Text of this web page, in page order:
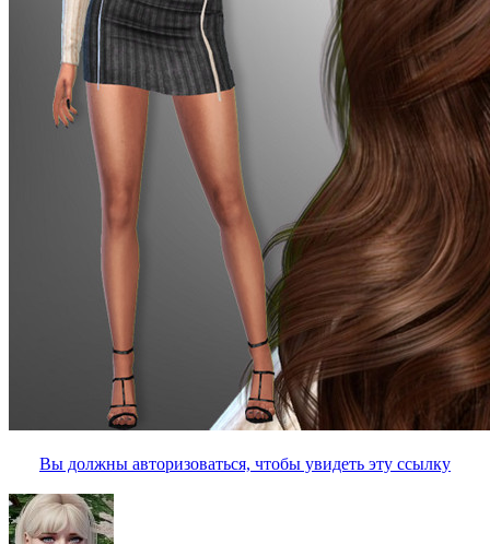
Вы должны авторизоваться, чтобы увидеть эту ссылку